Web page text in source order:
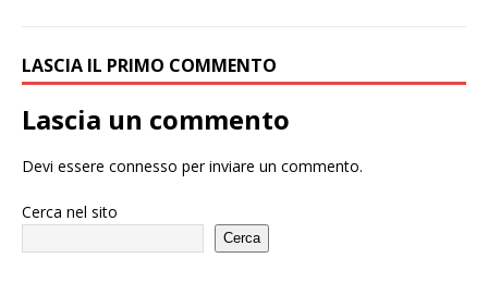
LASCIA IL PRIMO COMMENTO
Lascia un commento
Devi essere connesso per inviare un commento.
Cerca nel sito
Cerca